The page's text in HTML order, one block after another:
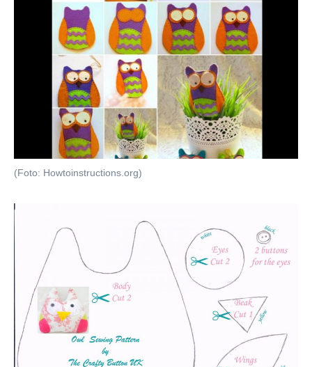
(Foto: Howtoinstructions.org)